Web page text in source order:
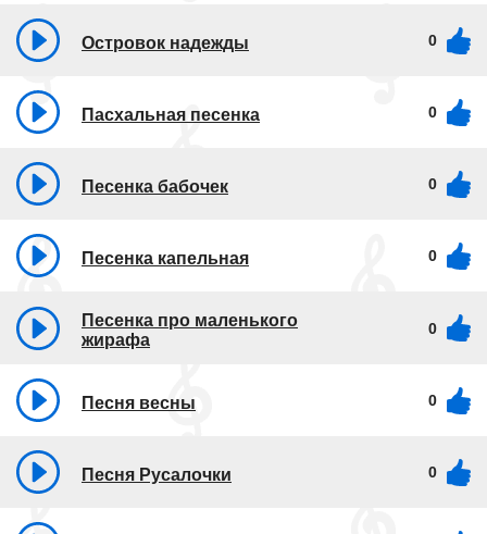
Островок надежды 0
Пасхальная песенка 0
Песенка бабочек 0
Песенка капельная 0
Песенка про маленького
жирафа
0
Песня весны 0
Песня Русалочки 0